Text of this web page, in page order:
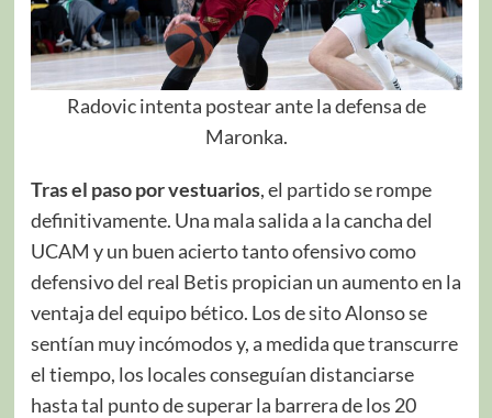
Radovic intenta postear ante la defensa de
Maronka.
Tras el paso por vestuarios, el partido se rompe
definitivamente. Una mala salida a la cancha del
UCAM y un buen acierto tanto ofensivo como
defensivo del real Betis propician un aumento en la
ventaja del equipo bético. Los de sito Alonso se
sentían muy incómodos y, a medida que transcurre
el tiempo, los locales conseguían distanciarse
hasta tal punto de superar la barrera de los 20